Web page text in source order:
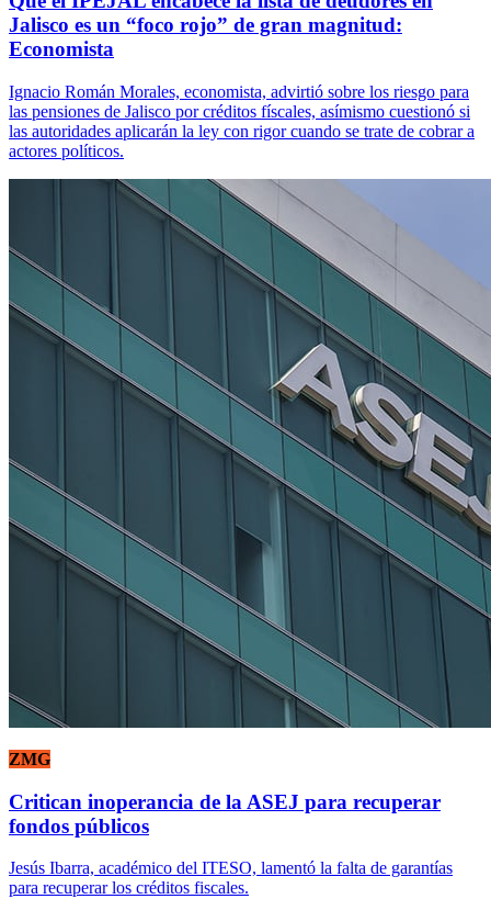
Jalisco es un “foco rojo” de gran magnitud:
Economista
Ignacio Román Morales, economista, advirtió sobre los riesgo para
las pensiones de Jalisco por créditos físcales, asímismo cuestionó si
las autoridades aplicarán la ley con rigor cuando se trate de cobrar a
actores políticos.
ZMG
Critican inoperancia de la ASEJ para recuperar
fondos públicos
Jesús Ibarra, académico del ITESO, lamentó la falta de garantías
para recuperar los créditos fiscales.